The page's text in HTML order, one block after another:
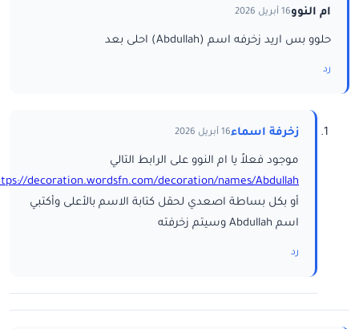
ام النوو16 أبريل 2026
حلوو بس اريد زخرفه اسم (Abdullah) احلى بعد
رد
زخرفة اسماء16 أبريل 2026
موجود فعلاً يا ام النوو على الرابط التالي
decoration.wordsfn.com/decoration/names/Abdullah/
أو بكل بساطة اصعدي لحقل كتابة الاسم بالأعلى وأكتبي
اسم Abdullah وسيتم زخرفته
رد